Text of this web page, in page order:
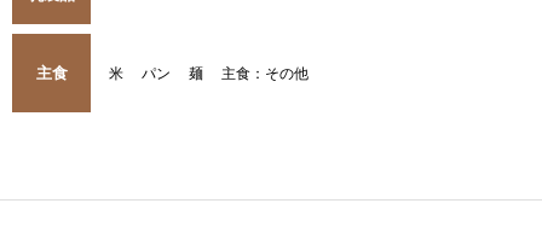
主食 米 パン 麺 主食：その他